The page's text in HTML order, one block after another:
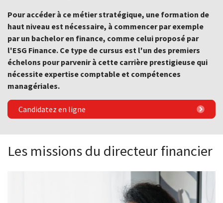
Pour accéder à ce métier stratégique, une formation de
haut niveau est nécessaire, à commencer par exemple
par un bachelor en finance, comme celui proposé par
l'ESG Finance. Ce type de cursus est l'un des premiers
échelons pour parvenir à cette carrière prestigieuse qui
nécessite expertise comptable et compétences
managériales.
Candidatez en ligne
Les missions du directeur financier